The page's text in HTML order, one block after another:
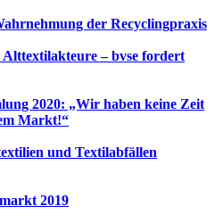
der Recyclingpraxis
Alttextilakteure – bvse fordert
2020: „Wir haben keine Zeit
Markt!“
und Textilabfällen
2019